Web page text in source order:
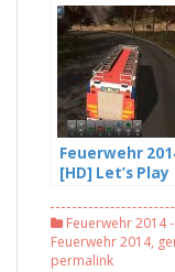
Einsatz im TLF
Feuerwehr
[HD] Let’s Play
Sprit im Tank
und dann ein
Einsatz…
Feuerwehr 2014
Feuerwehr 2014,
permalink